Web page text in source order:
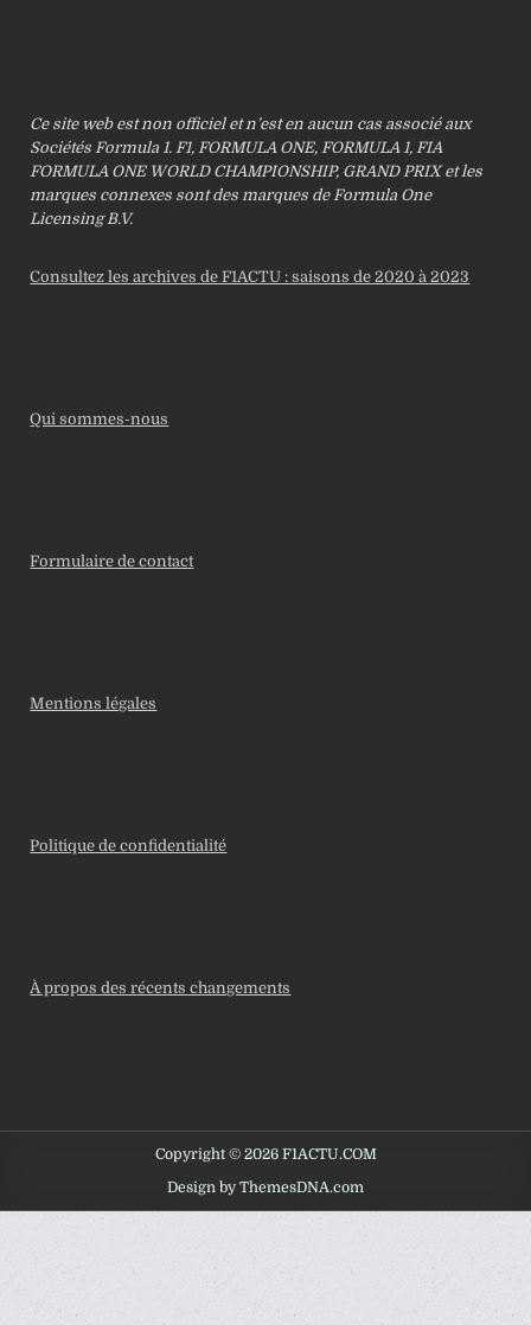
Ce site web est non officiel et n’est en aucun cas associé aux
Sociétés Formula 1. F1, FORMULA ONE, FORMULA 1, FIA
FORMULA ONE WORLD CHAMPIONSHIP, GRAND PRIX et les
marques connexes sont des marques de Formula One
Licensing B.V.
Consultez les archives de F1ACTU : saisons de 2020 à 2023
Qui sommes-nous
Formulaire de contact
Mentions légales
Politique de confidentialité
À propos des récents changements
Copyright © 2026 F1ACTU.COM
Design by ThemesDNA.com